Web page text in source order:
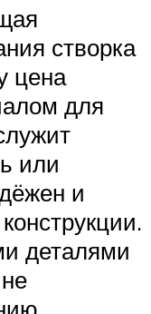
створка
цена
для
или
и
деталями